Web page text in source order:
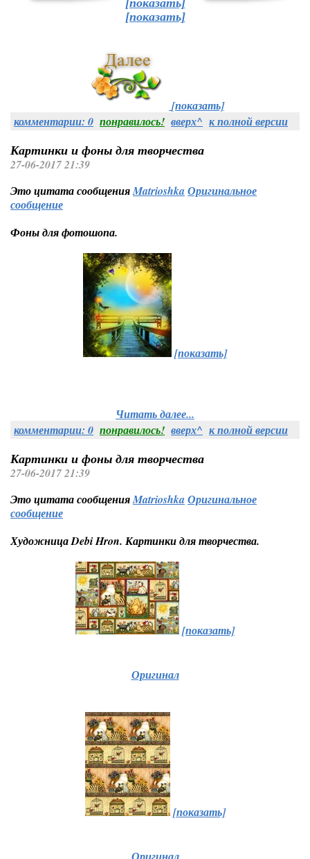
[показать]
[показать]
[показать]
комментарии: 0 понравилось! вверх^ к полной версии
Картинки и фоны для творчества
27-06-2017 21:39
Это цитата сообщенияMatrioshkaОригинальное
сообщение
Фоны для фотошопа.
[показать]
Читать далее...
комментарии: 0 понравилось! вверх^ к полной версии
Картинки и фоны для творчества
27-06-2017 21:39
Это цитата сообщенияMatrioshkaОригинальное
сообщение
Художница Debi Hron. Картинки для творчества.
[показать]
Оригинал
[показать]